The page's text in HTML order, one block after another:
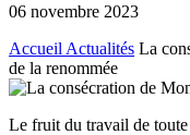
06 novembre 2023
Accueil Actualités La
de la renommée
Le fruit du travail de